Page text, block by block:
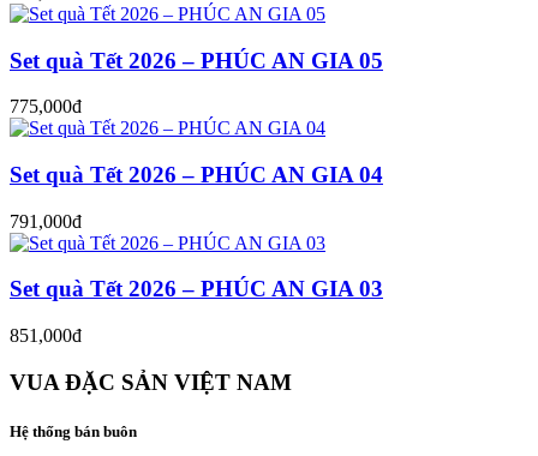
Set quà Tết 2026 – PHÚC AN GIA 05
775,000đ
Set quà Tết 2026 – PHÚC AN GIA 04
791,000đ
Set quà Tết 2026 – PHÚC AN GIA 03
851,000đ
VUA ĐẶC SẢN VIỆT NAM
Hệ thống bán buôn